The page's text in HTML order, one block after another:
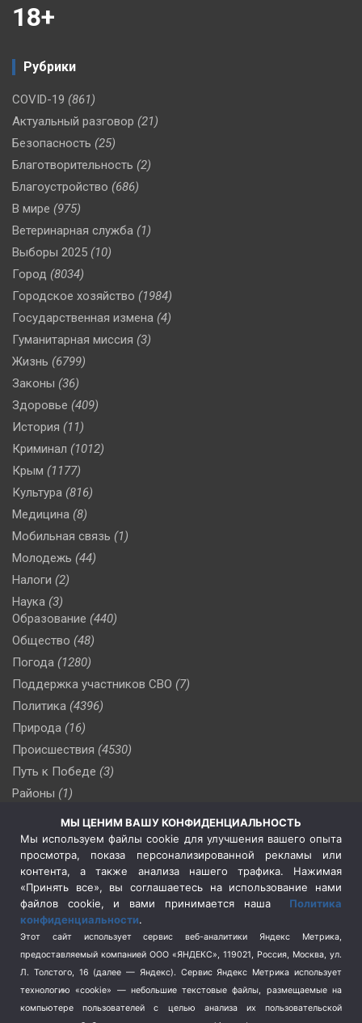
18+
Рубрики
COVID-19 (861)
Актуальный разговор (21)
Безопасность (25)
Благотворительность (2)
Благоустройство (686)
В мире (975)
Ветеринарная служба (1)
Выборы 2025 (10)
Город (8034)
Городское хозяйство (1984)
Государственная измена (4)
Гуманитарная миссия (3)
Жизнь (6799)
Законы (36)
Здоровье (409)
История (11)
Криминал (1012)
Крым (1177)
Культура (816)
Медицина (8)
Мобильная связь (1)
Молодежь (44)
Налоги (2)
Наука (3)
Образование (440)
Общество (48)
Погода (1280)
Поддержка участников СВО (7)
Политика (4396)
Природа (16)
Происшествия (4530)
Путь к Победе (3)
Районы (1)
(509)
Сельское хозяйство (3)
Социальная политика
(3)
Спецоперация в Украине
Спецоперация на Украине
(404)
Спорт (740)
Терроризм (1)
Транспорт (262)
Туризм (178)
МЫ ЦЕНИМ ВАШУ КОНФИДЕНЦИАЛЬНОСТЬ
Мы используем файлы cookie для улучшения вашего опыта
просмотра, показа персонализированной рекламы или
контента, а также анализа нашего трафика. Нажимая
«Принять все», вы соглашаетесь на использование нами
файлов cookie, и вами принимается наша Политика
конфиденциальности.
Этот сайт использует сервис веб-аналитики Яндекс Метрика,
предоставляемый компанией ООО «ЯНДЕКС», 119021, Россия, Москва, ул.
Л. Толстого, 16 (далее — Яндекс). Сервис Яндекс Метрика использует
технологию «cookie» — небольшие текстовые файлы, размещаемые на
компьютере пользователей с целью анализа их пользовательской